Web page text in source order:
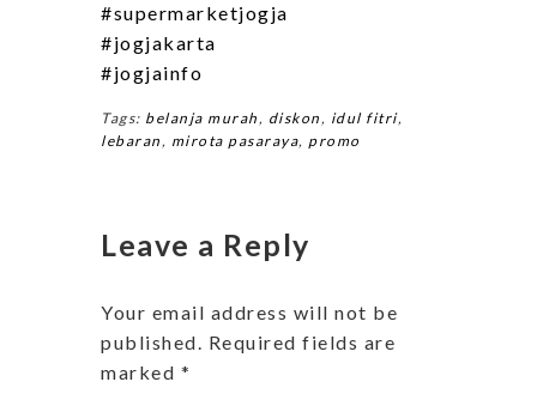
#supermarketjogja
#jogjakarta
#jogjainfo
Tags: belanja murah, diskon, idul fitri,
lebaran, mirota pasaraya, promo
Leave a Reply
Your email address will not be
published. Required fields are
marked *